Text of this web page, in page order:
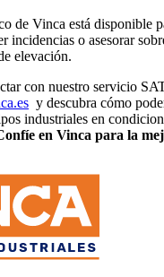
de Vinca está disponible
incidencias o asesorar
elevación.
con nuestro servicio
y descubra cómo
industriales en
en Vinca para la